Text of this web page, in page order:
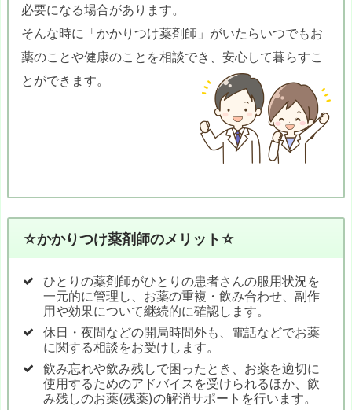
必要になる場合があります。
そんな時に「かかりつけ薬剤師」がいたらいつでもお
薬のことや健康のことを相談でき、安心して暮らすこ
とができます。
☆かかりつけ薬剤師のメリット☆
ひとりの薬剤師がひとりの患者さんの服用状況を
一元的に管理し、お薬の重複・飲み合わせ、副作
用や効果について継続的に確認します。
休日・夜間などの開局時間外も、電話などでお薬
に関する相談をお受けします。
飲み忘れや飲み残しで困ったとき、お薬を適切に
使用するためのアドバイスを受けられるほか、飲
み残しのお薬(残薬)の解消サポートを行います。